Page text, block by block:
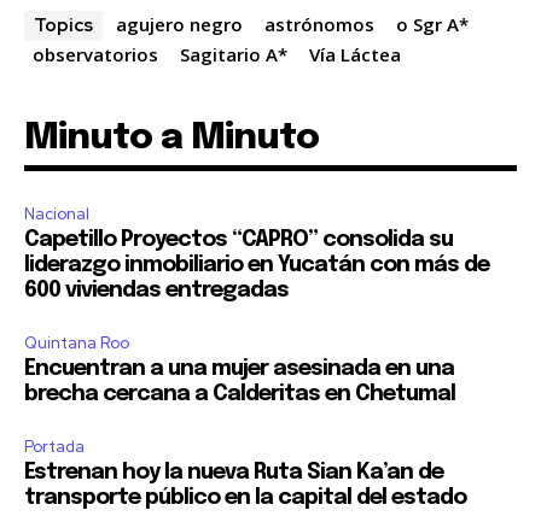
Topics agujero negro astrónomos
o Sgr A*
observatorios
Sagitario A* Vía Láctea
Minuto a Minuto
Nacional
Capetillo Proyectos “CAPRO” consolida su
liderazgo inmobiliario en Yucatán con más de
600 viviendas entregadas
Quintana Roo
Encuentran a una mujer asesinada en una
brecha cercana a Calderitas en Chetumal
Portada
Estrenan hoy la nueva Ruta Sian Ka’an de
transporte público en la capital del estado